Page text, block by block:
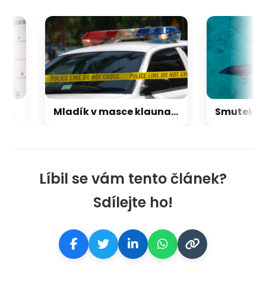
Líbil se vám tento článek?
Sdílejte ho!
Mladík v masce klauna měl v USA ubodat muže. Kamera ho zachytila při tipování oběti